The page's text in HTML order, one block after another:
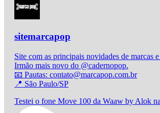
sitemarcapop
Site com as principais novidades de marcas
Irmão mais novo do @cadernopop.
📧 Pautas: contato@marcapop.com.br
📍 São Paulo/SP
Testei o fone Move 100 da Waaw by Alok